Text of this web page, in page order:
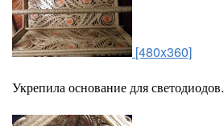
[480x360]
Укрепила основание для светодиодов.